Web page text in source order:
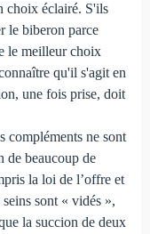
choix éclairé. S'ils
le biberon parce
le meilleur choix
qu'il s'agit en
une fois prise, doit
compléments ne sont
de beaucoup de
la loi de l’offre et
sont « vidés »,
la succion de deux